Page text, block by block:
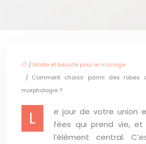
/ Mode et beauté pour le mariage
/ Comment choisir parmi des robes
morphologie ?
L
e jour de votre union
fées qui prend vie,
l’élément central.